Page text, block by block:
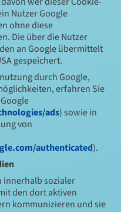
Nutzer Google
ohne diese
Die über die Nutzer
an Google übermittelt
gespeichert.
durch Google,
erfahren Sie
ads) sowie in
von
authenticated).
innerhalb sozialer
den dort aktiven
kommunizieren und sie